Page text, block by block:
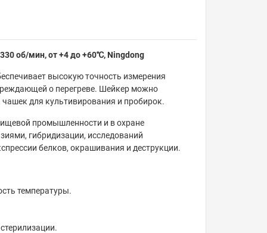
об/мин, от +4 до +60℃, Ningdong
высокую точность измерения
о перегреве. Шейкер можно
для культивирования и пробирок.
промышленности и в охране
гибридизации, исследований
белков, окрашивания и деструкции.
температуры.